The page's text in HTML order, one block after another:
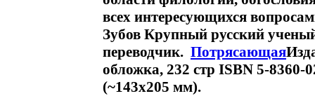
всех интересующихся
Зубов Крупный русский
переводчик. Потрясающая
обложка, 232 стр ISBN 5-
(~143х205 мм).